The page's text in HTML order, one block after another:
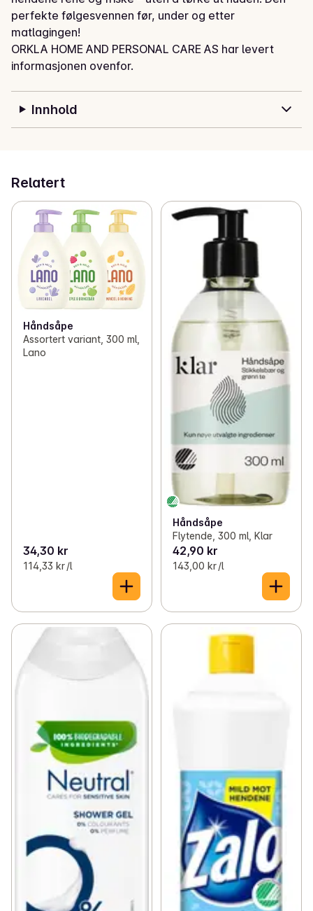
perfekte følgesvennen før, under og etter
matlagingen!
ORKLA HOME AND PERSONAL CARE AS har levert
informasjonen ovenfor.
Innhold
Relatert
Håndsåpe
Assortert variant, 300 ml,
Lano
34,30 kr
114,33 kr /l
Håndsåpe
Flytende, 300 ml, Klar
42,90 kr
143,00 kr /l